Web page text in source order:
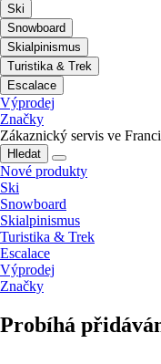
Ski
Snowboard
Skialpinismus
Turistika & Trek
Escalace
Výprodej
Značky
Zákaznický servis ve
Hledat
Nové produkty
Ski
Snowboard
Skialpinismus
Turistika & Trek
Escalace
Výprodej
Značky
Probíhá